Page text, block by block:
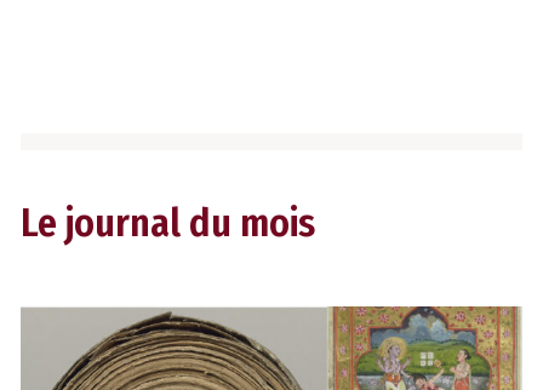
Le journal du mois